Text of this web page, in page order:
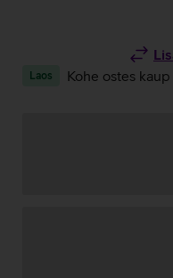
Laos Kohe ostes